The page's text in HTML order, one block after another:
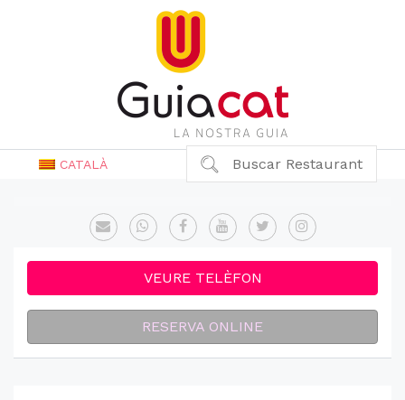
CATALÀ Buscar Restaurant
VEURE TELÈFON
RESERVA ONLINE